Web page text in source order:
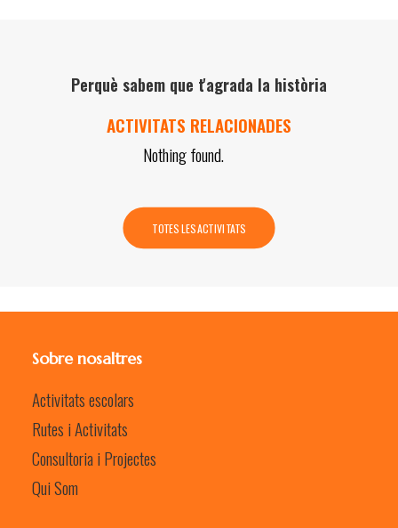
Perquè sabem que t'agrada la història
ACTIVITATS RELACIONADES
Nothing found.
TOTES LES ACTIVITATS
Sobre nosaltres
Activitats escolars
Rutes i Activitats
Consultoria i Projectes
Qui Som